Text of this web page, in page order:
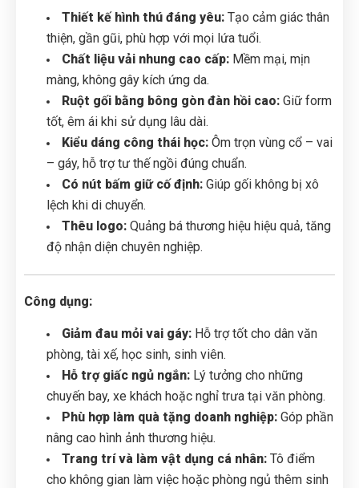
Thiết kế hình thú đáng yêu: Tạo cảm giác thân
thiện, gần gũi, phù hợp với mọi lứa tuổi.
Chất liệu vải nhung cao cấp: Mềm mại, mịn
màng, không gây kích ứng da.
Ruột gối bằng bông gòn đàn hồi cao: Giữ form
tốt, êm ái khi sử dụng lâu dài.
Kiểu dáng công thái học: Ôm trọn vùng cổ – vai
– gáy, hỗ trợ tư thế ngồi đúng chuẩn.
Có nút bấm giữ cố định: Giúp gối không bị xô
lệch khi di chuyển.
Thêu logo: Quảng bá thương hiệu hiệu quả, tăng
độ nhận diện chuyên nghiệp.
Công dụng:
Giảm đau mỏi vai gáy: Hỗ trợ tốt cho dân văn
phòng, tài xế, học sinh, sinh viên.
Hỗ trợ giấc ngủ ngắn: Lý tưởng cho những
chuyến bay, xe khách hoặc nghỉ trưa tại văn phòng.
Phù hợp làm quà tặng doanh nghiệp: Góp phần
nâng cao hình ảnh thương hiệu.
Trang trí và làm vật dụng cá nhân: Tô điểm
cho không gian làm việc hoặc phòng ngủ thêm sinh